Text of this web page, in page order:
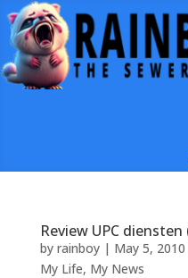
Review UPC
by rainboy| May 5, 2010
My Life, My News